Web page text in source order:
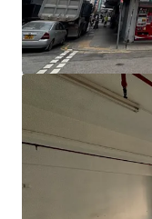
四通八達；區內食
展極為成熟。
該物業組合目前出
穩定的租金收入。
場對大角咀優質工
兼具穩健現金流與
大角咀作為市區更
及參與重建，帶動